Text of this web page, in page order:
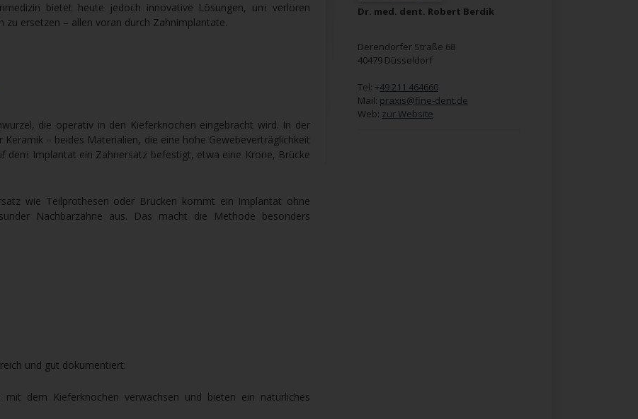
bietet heute jedoch innovative Lösungen, um verloren
zu ersetzen – allen voran durch Zahnimplantate.
die operativ in den Kieferknochen eingebracht wird. In der
– beides Materialien, die eine hohe Gewebeverträglichkeit
dem Implantat ein Zahnersatz befestigt, etwa eine Krone, Brücke
wie Teilprothesen oder Brücken kommt ein Implantat ohne
Nachbarzähne aus. Das macht die Methode besonders
und gut dokumentiert:
dem Kieferknochen verwachsen und bieten ein natürliches
Dr. med. dent. Robert Berdik
Derendorfer Straße 68
40479 Düsseldorf
Tel: +49 211 464660
Mail: praxis@fine-dent.de
Web: zur Website